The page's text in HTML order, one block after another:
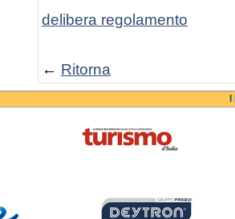
delibera regolamento
← Ritorna